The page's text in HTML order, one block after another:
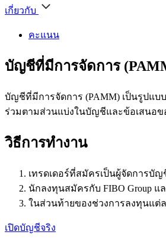
เกี่ยวกับ
คะแนน
บัญชีที่มีการจัดการ
บัญชีที่มีการจัดการ (PAMM) เป็นรูปแ
ร่วมตามส่วนแบ่งในบัญชีและข้อเสนอ
วิธีการทำงาน
เทรดเดอร์ที่สมัครเป็นผู้จัดการบั
นักลงทุนสมัครกับ FIBO Group
ในส่วนท้ายของช่วงการลงทุนแต่
เปิดบัญชีจริง